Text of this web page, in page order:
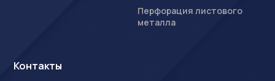
Перфорация листового
металла
Контакты